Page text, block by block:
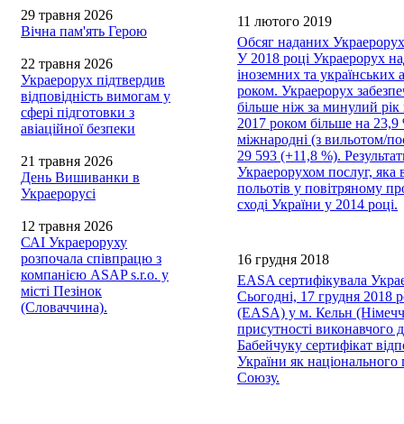
29 травня 2026
Вічна пам'ять Герою
22 травня 2026
Украерорух підтвердив
відповідність вимогам у
сфері підготовки з
авіаційної безпеки
21 травня 2026
День Вишиванки в
Украерорусі
12 травня 2026
САІ Украероруху
розпочала співпрацю з
компанією ASAP s.r.o. у
місті Пезінок
(Словаччина).
11 лютого 2019
Обсяг наданих
У 2018 році Украерорух
іноземних та
роком. Украерорух
більше ніж за минулий рік
2017 роком більше на 23,9
міжнародні (з вильотом/
29 593 (+11,8 %).
Украерорухом послуг, яка
польотів у повітряному
сході України у 2014 році.
16 грудня 2018
EASA сертифікувала
Сьогодні, 17 грудня 2018
(EASA) у м. Кельн
присутності виконавчого
Бабейчуку сертифікат
України як
Союзу.